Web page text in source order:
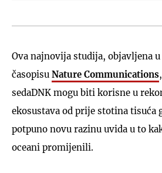
Ova najnovija studija, objavljena
časopisu Nature Communications
sedaDNK mogu biti korisne u
ekosustava od prije stotina tisuća
potpuno novu razinu uvida u to
oceani promijenili.